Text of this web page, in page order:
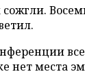
нет места